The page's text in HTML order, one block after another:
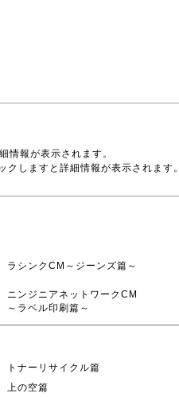
情報が表示されます。
しますと詳細情報が表示されます。
ラシンクCM～ジーンズ篇～
ニンジニアネットワークCM
～ラベル印刷篇～
トナーリサイクル篇
上の空篇